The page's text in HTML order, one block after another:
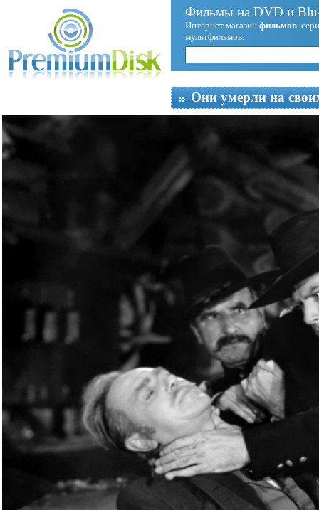
Фильмы на DVD и
Интернет магазин фильмов,
мультфильмов.
Они умерли на